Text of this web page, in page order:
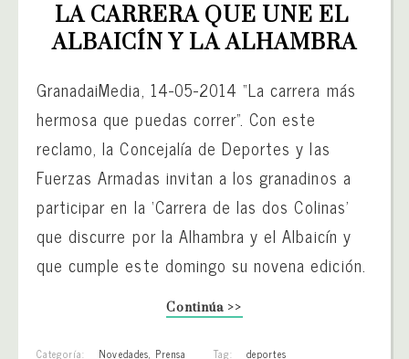
LA CARRERA QUE UNE EL
ALBAICÍN Y LA ALHAMBRA
GranadaiMedia, 14-05-2014 “La carrera más
hermosa que puedas correr”. Con este
reclamo, la Concejalía de Deportes y las
Fuerzas Armadas invitan a los granadinos a
participar en la ‘Carrera de las dos Colinas’
que discurre por la Alhambra y el Albaicín y
que cumple este domingo su novena edición.
Continúa >>
Categoría: Novedades, Prensa Tag: deportes